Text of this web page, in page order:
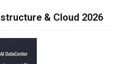
& Cloud 2026